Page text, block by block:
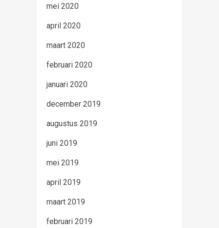
mei 2020
april 2020
maart 2020
februari 2020
januari 2020
december 2019
augustus 2019
juni 2019
mei 2019
april 2019
maart 2019
februari 2019